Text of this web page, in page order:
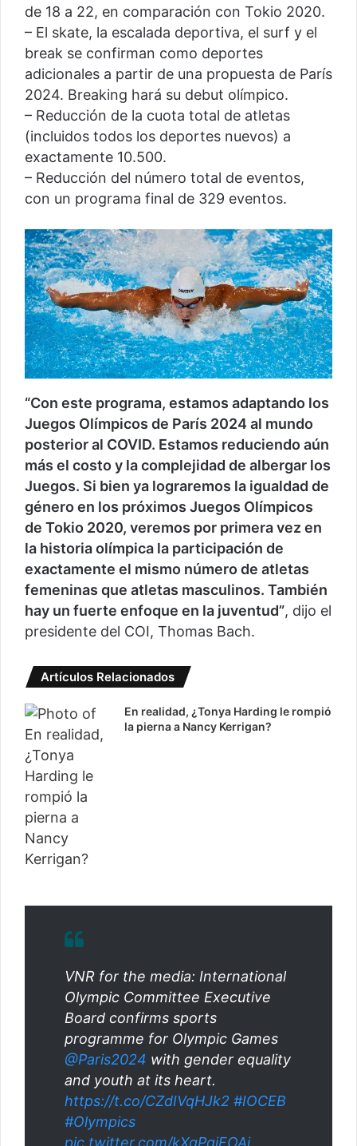
de 18 a 22, en comparación con Tokio 2020.
– El skate, la escalada deportiva, el surf y el
break se confirman como deportes
adicionales a partir de una propuesta de París
2024. Breaking hará su debut olímpico.
– Reducción de la cuota total de atletas
(incluidos todos los deportes nuevos) a
exactamente 10.500.
– Reducción del número total de eventos,
con un programa final de 329 eventos.
“Con este programa, estamos adaptando los
Juegos Olímpicos de París 2024 al mundo
posterior al COVID. Estamos reduciendo aún
más el costo y la complejidad de albergar los
Juegos. Si bien ya lograremos la igualdad de
género en los próximos Juegos Olímpicos
de Tokio 2020, veremos por primera vez en
la historia olímpica la participación de
exactamente el mismo número de atletas
femeninas que atletas masculinos. También
hay un fuerte enfoque en la juventud”, dijo el
presidente del COI, Thomas Bach.
Artículos Relacionados
En realidad, ¿Tonya Harding le rompió
la pierna a Nancy Kerrigan?
VNR for the media: International
Olympic Committee Executive
Board confirms sports
programme for Olympic Games
@Paris2024 with gender equality
and youth at its heart.
https://t.co/CZdIVqHJk2 #IOCEB
#Olympics
pic.twitter.com/kXgPqjFOAi